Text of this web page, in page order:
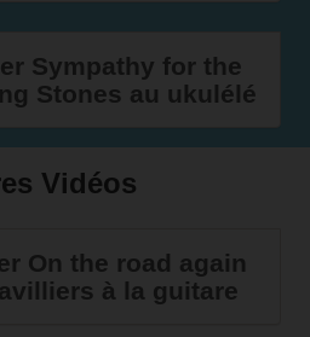
Sympathy for the
Stones au ukulélé
Vidéos
On the road again
à la guitare